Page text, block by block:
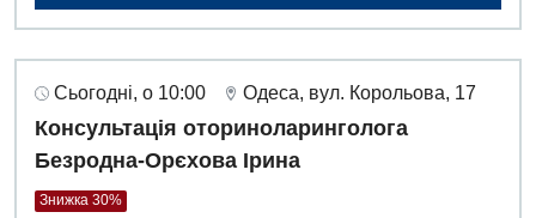
Урологія
Фізіотерапія
Хірургічне відділення
Для дітей
Сьогодні, о 10:00 Одеса, вул. Корольова, 17
Консультація оториноларинголога
Безродна-Орєхова Ірина
Знижка 30%